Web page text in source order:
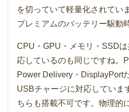
を切っていて軽量化されてい
プレミアムのバッテリー駆動
CPU・GPU・メモリ・SSD
応しているのも同じですね。
Power Delivery・DisplayPort
USBチャージに対応していま
ちらも搭載不可です。物理的